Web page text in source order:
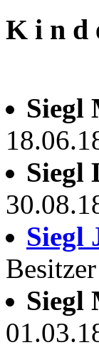
K i n d
Siegl
Siegl
Siegl
Besitzer
Siegl